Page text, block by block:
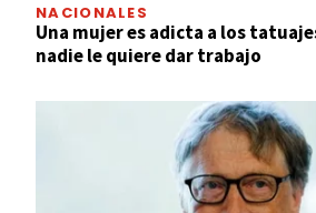
NACIONALES
Una mujer es adicta a los
nadie le quiere dar trabajo